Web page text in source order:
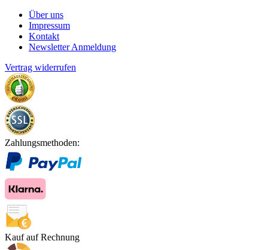
Über uns
Impressum
Kontakt
Newsletter Anmeldung
Vertrag widerrufen
Zahlungsmethoden:
Kauf auf Rechnung